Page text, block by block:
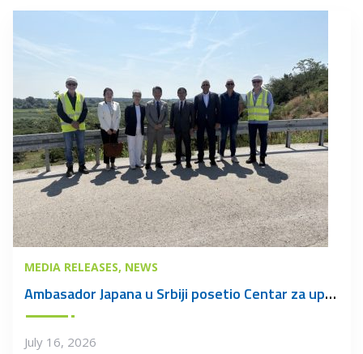
MEDIA RELEASES NEWS
Ambasador Japana u Srbiji posetio Centar za upravljanje otpadom u Vinči
July 16, 2026